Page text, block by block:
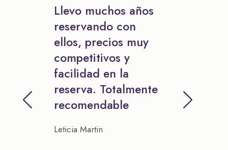
Llevo muchos años
reservando con
ellos, precios muy
competitivos y
facilidad en la
reserva. Totalmente
recomendable
Leticia Martin